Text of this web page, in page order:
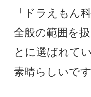
「ドラえもん
全般の範囲を
とに選ばれて
素晴らしいです